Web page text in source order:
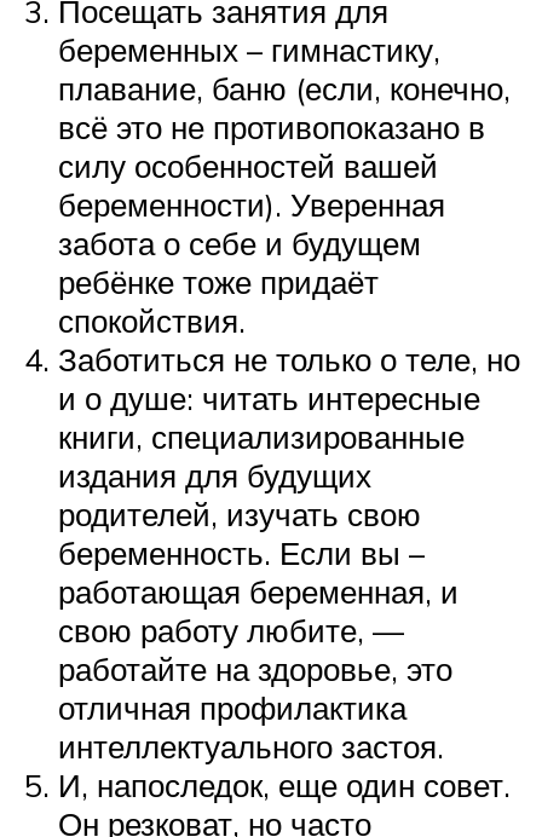
Посещать занятия для
беременных – гимнастику,
плавание, баню (если, конечно,
всё это не противопоказано в
силу особенностей вашей
беременности). Уверенная
забота о себе и будущем
ребёнке тоже придаёт
спокойствия.
Заботиться не только о теле, но
и о душе: читать интересные
книги, специализированные
издания для будущих
родителей, изучать свою
беременность. Если вы –
работающая беременная, и
свою работу любите, —
работайте на здоровье, это
отличная профилактика
интеллектуального застоя.
И, напоследок, еще один совет.
Он резковат, но часто